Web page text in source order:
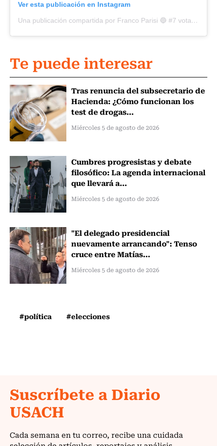
Ver esta publicación en Instagram
Una publicación compartida por Franco Parisi 🔵 #7 vota AB PDG (@fr_parisi)
Te puede interesar
Tras renuncia del subsecretario de
Hacienda: ¿Cómo funcionan los
test de drogas...
Miércoles 5 de agosto de 2026
Cumbres progresistas y debate
filosófico: La agenda internacional
que llevará a...
Miércoles 5 de agosto de 2026
"El delegado presidencial
nuevamente arrancando": Tenso
cruce entre Matías...
Miércoles 5 de agosto de 2026
#política #elecciones